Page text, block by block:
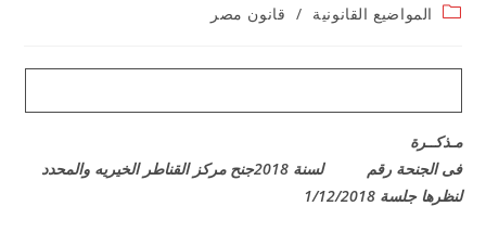
Postالمواضيع القانونية / قانون مصر
مـذكــرة
فى الجنحة رقم لسنة 2018جنح مركز القناطر الخيريه والمحدد
لنظرها جلسة 1/12/2018